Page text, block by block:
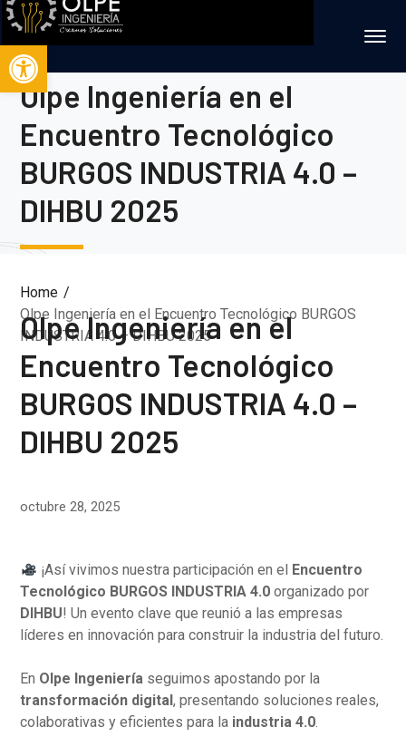
Abrir barra de herramientas
Olpe Ingeniería en el
Encuentro Tecnológico
BURGOS INDUSTRIA 4.0 –
DIHBU 2025
Home
Olpe Ingeniería en el Encuentro Tecnológico BURGOS
INDUSTRIA 4.0 – DIHBU 2025
Olpe Ingeniería en el
Encuentro Tecnológico
BURGOS INDUSTRIA 4.0 –
DIHBU 2025
octubre 28, 2025
¡Así vivimos nuestra participación en el Encuentro
Tecnológico BURGOS INDUSTRIA 4.0 organizado por
DIHBU! Un evento clave que reunió a las empresas
líderes en innovación para construir la industria del futuro.
En Olpe Ingeniería seguimos apostando por la
transformación digital, presentando soluciones reales,
colaborativas y eficientes para la industria 4.0.